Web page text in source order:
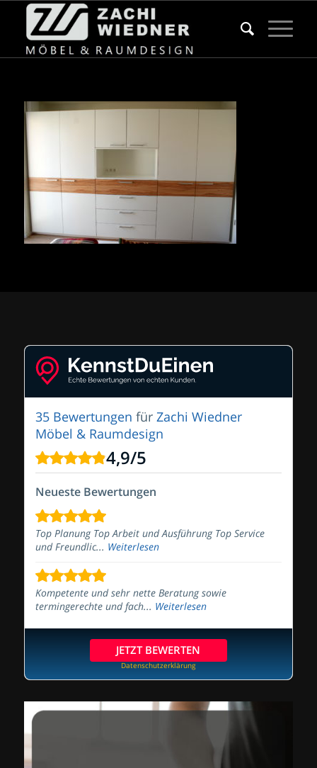
35 Bewertungen für Zachi Wiedner
Möbel & Raumdesign
4,9/5
Neueste Bewertungen
Top Planung Top Arbeit und Ausführung Top Service
und Freundlic... Weiterlesen
Kompetente und sehr nette Beratung sowie
termingerechte und fach... Weiterlesen
JETZT BEWERTEN
Datenschutzerklärung